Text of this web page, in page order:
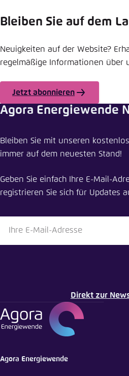
Bleiben Sie auf dem
Neuigkeiten auf der Website?
regelmäßige Informationen über
Jetzt abonnieren
Aufzeichnung unseres EU-
Energy Package jetzt online
Schliessen
LinkedIn
Bluesky
Agora Energiewende
Bleiben Sie mit unseren
immer auf dem neuesten Stand!
Geben Sie einfach Ihre E-Mail-
registrieren Sie sich für Updates
Direkt zur
Agora Energiewende